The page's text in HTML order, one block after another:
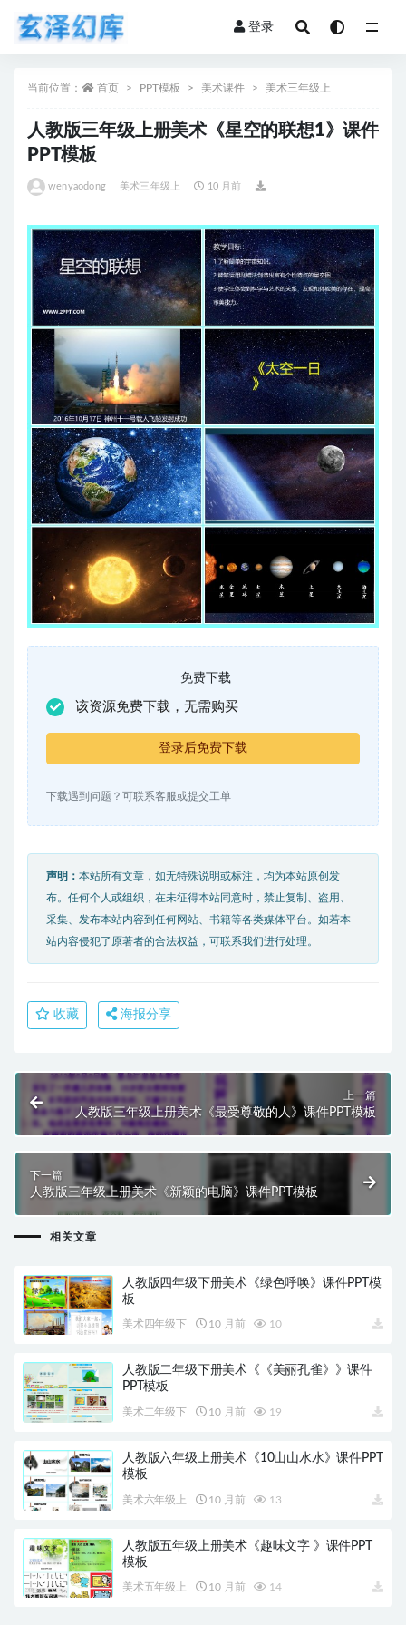
登录
当前位置： 首页 PPT模板 美术课件 美术三年级上
人教版三年级上册美术《星空的联想1》课件
PPT模板
wenyaodong 美术三年级上 10 月前
免费下载
该资源免费下载，无需购买
登录后免费下载
下载遇到问题？可联系客服或提交工单
声明： 本站所有文章，如无特殊说明或标注，均为本站原创发
布。任何个人或组织，在未征得本站同意时，禁止复制、盗用、
采集、发布本站内容到任何网站、书籍等各类媒体平台。如若本
站内容侵犯了原著者的合法权益，可联系我们进行处理。
收藏 海报分享
上一篇
人教版三年级上册美术《最受尊敬的人》课件PPT模板
下一篇
人教版三年级上册美术《新颖的电脑》课件PPT模板
相关文章
人教版四年级下册美术《绿色呼唤》课件PPT模
板
美术四年级下 10 月前 10
人教版二年级下册美术《《美丽孔雀》》课件
PPT模板
美术二年级下 10 月前 19
人教版六年级上册美术《10山山水水》课件PPT
模板
美术六年级上 10 月前 13
人教版五年级上册美术《趣味文字 》课件PPT
模板
美术五年级上 10 月前 14